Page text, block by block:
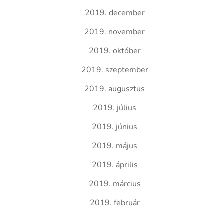
2019. december
2019. november
2019. október
2019. szeptember
2019. augusztus
2019. július
2019. június
2019. május
2019. április
2019. március
2019. február